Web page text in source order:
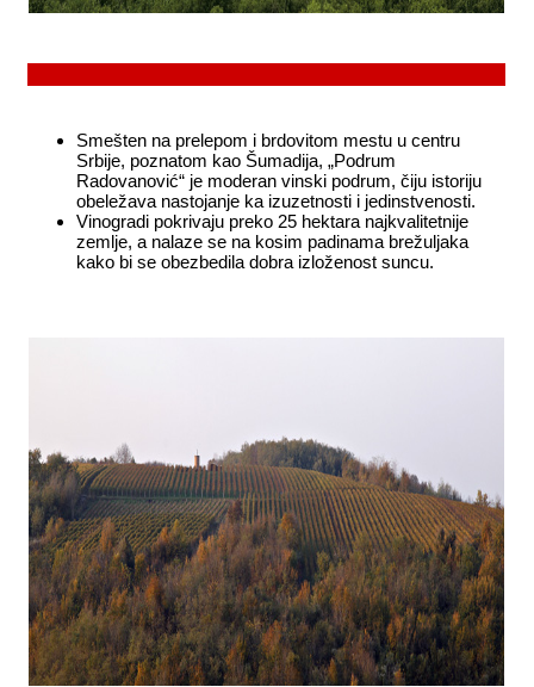
Smešten na prelepom i brdovitom mestu u centru
Srbije, poznatom kao Šumadija, „Podrum
Radovanović“ je moderan vinski podrum, čiju istoriju
obeležava nastojanje ka izuzetnosti i jedinstvenosti.
Vinogradi pokrivaju preko 25 hektara najkvalitetnije
zemlje, a nalaze se na kosim padinama brežuljaka
kako bi se obezbedila dobra izloženost suncu.